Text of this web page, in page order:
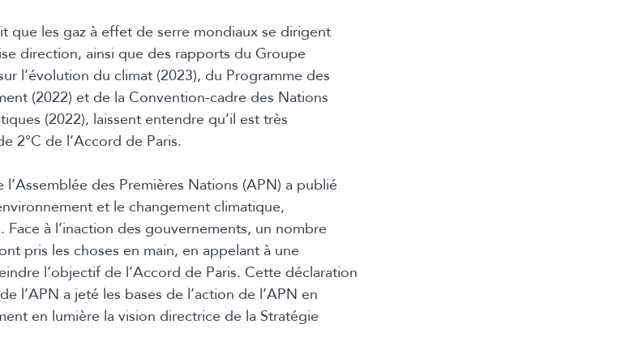
que les gaz à effet de serre mondiaux se dirigent
direction, ainsi que des rapports du Groupe
l’évolution du climat (2023), du Programme des
(2022) et de la Convention-cadre des Nations
(2022), laissent entendre qu’il est très
2°C de l’Accord de Paris.
des Premières Nations (APN) a publié
et le changement climatique,
Face à l’inaction des gouvernements, un nombre
pris les choses en main, en appelant à une
l’objectif de l’Accord de Paris. Cette déclaration
l’APN a jeté les bases de l’action de l’APN en
en lumière la vision directrice de la Stratégie